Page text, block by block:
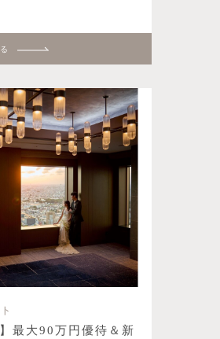
最大90万円優待＆新